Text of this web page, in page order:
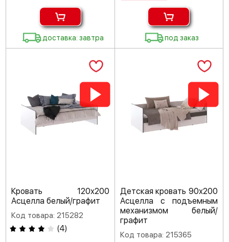
доставка: завтра под заказ
Кровать 120х200
Асцелла белый/графит
Код товара: 215282
(4)
Детская кровать 90х200
Асцелла с подъемным
механизмом белый/
графит
Код товара: 215365